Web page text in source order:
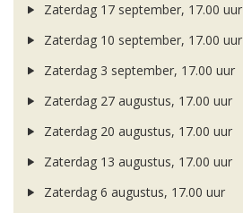
Zaterdag 17 september, 17.00 uur
Zaterdag 10 september, 17.00 uur
Zaterdag 3 september, 17.00 uur
Zaterdag 27 augustus, 17.00 uur
Zaterdag 20 augustus, 17.00 uur
Zaterdag 13 augustus, 17.00 uur
Zaterdag 6 augustus, 17.00 uur